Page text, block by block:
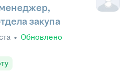
закупа
• Обновлено